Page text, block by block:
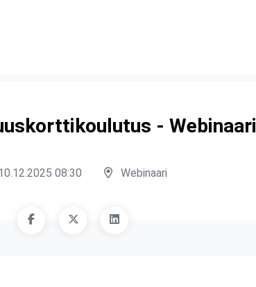
- Webinaari
08:30 Webinaari